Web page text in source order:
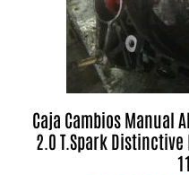
Caja Cambios Manual
2.0 T.Spark Distinctive